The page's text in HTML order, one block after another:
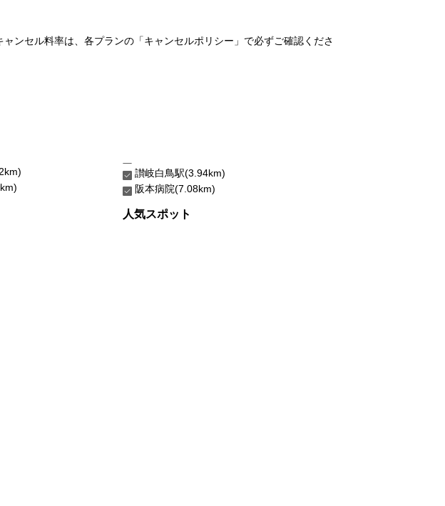
ンセル料率は、各プランの「キャンセルポリシー」で必ずご確認くださ
讃岐白鳥駅(3.94km)
阪本病院(7.08km)
人気スポット